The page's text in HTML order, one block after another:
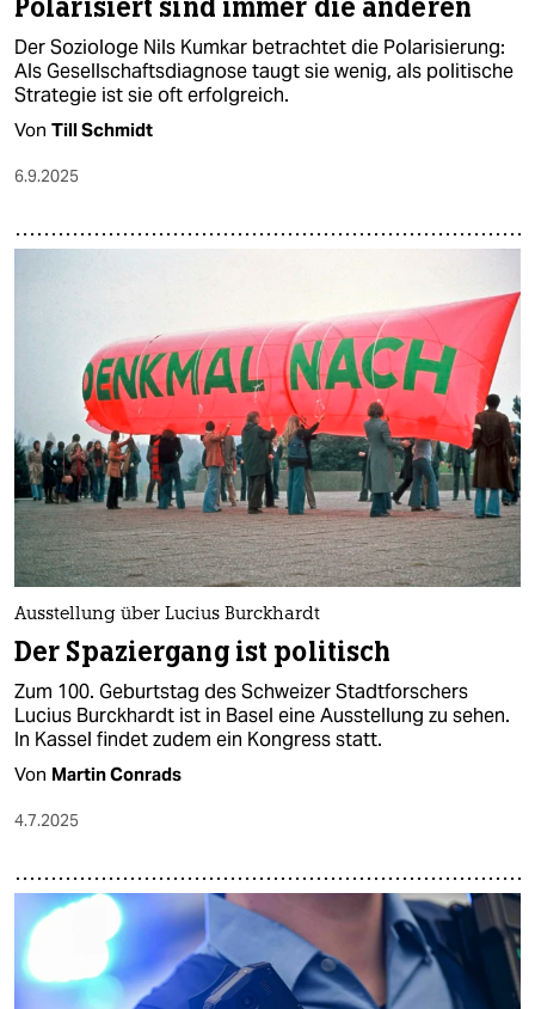
Polarisiert sind immer die anderen
Der Soziologe Nils Kumkar betrachtet die Polarisierung:
Als Gesellschaftsdiagnose taugt sie wenig, als politische
Strategie ist sie oft erfolgreich.
Von Till Schmidt
6.9.2025
Ausstellung über Lucius Burckhardt
Der Spaziergang ist politisch
Zum 100. Geburtstag des Schweizer Stadtforschers
Lucius Burckhardt ist in Basel eine Ausstellung zu sehen.
In Kassel findet zudem ein Kongress statt.
Von Martin Conrads
4.7.2025